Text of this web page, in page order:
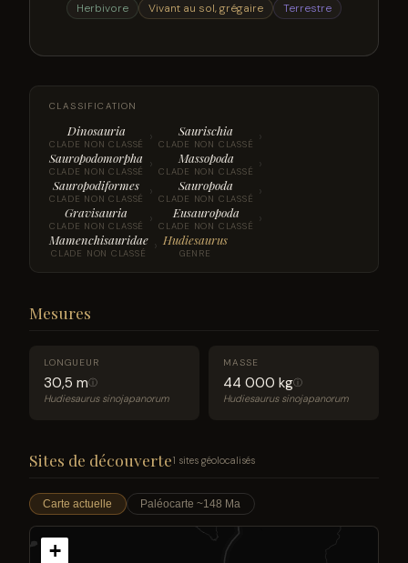
Herbivore Vivant au sol, grégaire Terrestre
CLASSIFICATION
Dinosauria
CLADE NON CLASSÉ › Saurischia
CLADE NON CLASSÉ ›
Sauropodomorpha
CLADE NON CLASSÉ › Massopoda
CLADE NON CLASSÉ ›
Sauropodiformes
CLADE NON CLASSÉ › Sauropoda
CLADE NON CLASSÉ ›
Gravisauria
CLADE NON CLASSÉ › Eusauropoda
CLADE NON CLASSÉ ›
Mamenchisauridae
CLADE NON CLASSÉ › Hudiesaurus
GENRE
Mesures
LONGUEUR
30,5 mⓘ
Hudiesaurus sinojapanorum
MASSE
44 000 kgⓘ
Hudiesaurus sinojapanorum
Sites de découverte1 sites géolocalisés
Carte actuelle Paléocarte ~148 Ma
+